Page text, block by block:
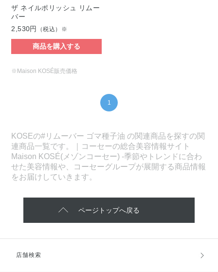
ザ ネイルポリッシュ リムー
バー
2,530円
（税込）※
商品を購入する
※Maison KOSÉ販売価格
1
KOSEの#リムーバー ゴマ種子油 の関連商品を探すの関
連商品一覧です。｜コーセーの総合美容情報サイト
Maison KOSÉ(メゾンコーセー) -季節やトレンドに合わ
せた美容情報や、コーセーグループが展開する商品情報
をお届けしていきます。
ページトップへ戻る
店舗検索